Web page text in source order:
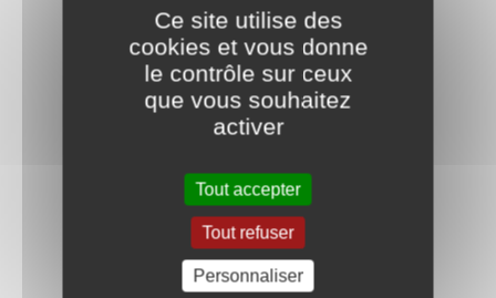
Lorsque le traitement est fondé sur votre
consentement, vous avez le droit de
retirer ce consentement à tout moment
Cette action ne portera pas atteinte à la
licéité du traitement fondé sur le
consentement effectué avant le retrait de
Dans certaines circonstances, le
recevoir des données sous forme
électroniqueet/ou de nous demander de
transmettre ces informations à un tiers
Ce site utilise des
cookies et vous donne
le contrôle sur ceux
que vous souhaitez
activer
Tout accepter
Tout refuser
Personnaliser